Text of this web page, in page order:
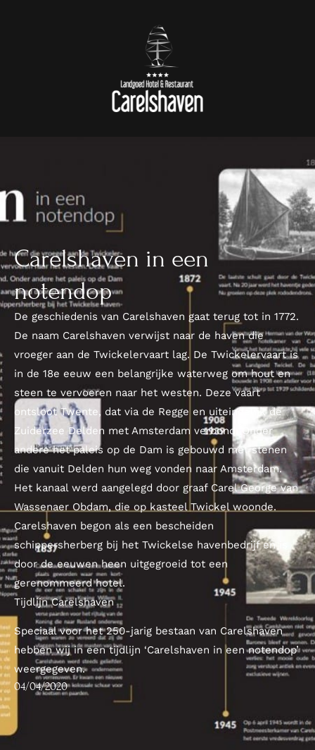
Carelshaven in een
notendop
De geschiedenis van Carelshaven gaat terug tot in 1772.
De naam Carelshaven verwijst naar de haven die
vroeger aan de Twickelervaart lag. De Twickelervaart is
in de 18e eeuw een belangrijke waterweg om hout en
steen te vervoeren naar het westen. Deze vaart
ontsloot Twente, dat via de Regge en uiteindelijk de
Zuiderzee Delden met Amsterdam verbond. Onder
andere het paleis op de Dam is gebouwd met stenen
die vanuit Delden hun weg vonden naar Amsterdam.
Het kanaal werd aangelegd door graaf Carel George van
Wassenaer Obdam, die op kasteel Twickel woonde.
Carelshaven begon als een bescheiden
schippersherberg bij het Twickelse havenbedrijf en is
door de eeuwen heen uitgegroeid tot een
gerenommeerd hotel.
Tijdlijn Carelshaven
Speciaal voor het 250-jarig bestaan van Carelshaven
hebben wij in een tijdlijn ‘Carelshaven in een notendop’
weergegeven.
04/04/2020